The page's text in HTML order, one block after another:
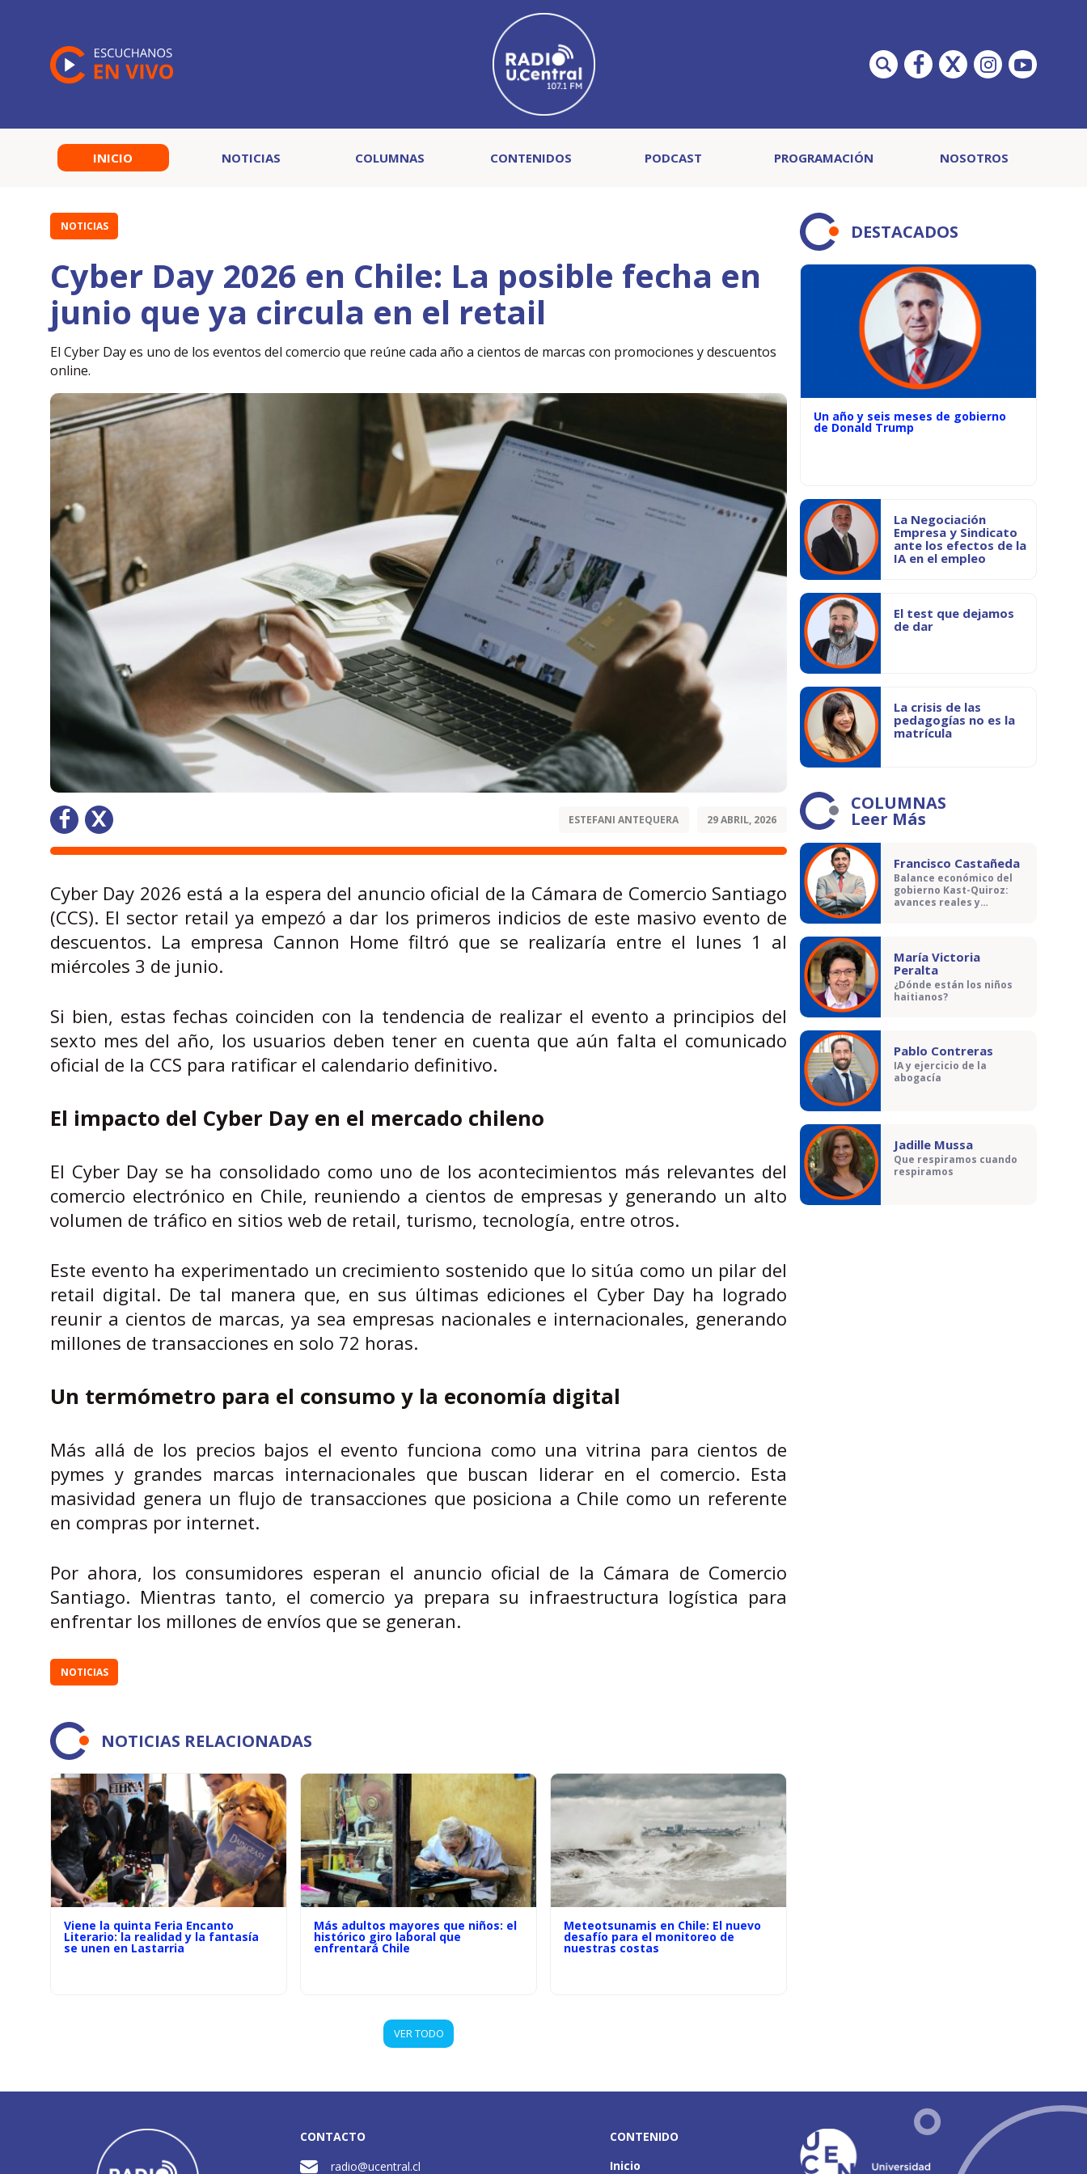
INICIO NOTICIAS COLUMNAS CONTENIDOS PODCAST PROGRAMACIÓN NOSOTROS
NOTICIAS
Cyber Day 2026 en Chile: La posible fecha en
junio que ya circula en el retail
El Cyber Day es uno de los eventos del comercio que reúne cada año a cientos de marcas con promociones y descuentos
online.
ESTEFANI ANTEQUERA 29 ABRIL, 2026
Cyber Day 2026 está a la espera del anuncio oficial de la Cámara de Comercio Santiago
(CCS). El sector retail ya empezó a dar los primeros indicios de este masivo evento de
descuentos. La empresa Cannon Home filtró que se realizaría entre el lunes 1 al
miércoles 3 de junio.
Si bien, estas fechas coinciden con la tendencia de realizar el evento a principios del
sexto mes del año, los usuarios deben tener en cuenta que aún falta el comunicado
oficial de la CCS para ratificar el calendario definitivo.
El impacto del Cyber Day en el mercado chileno
El Cyber Day se ha consolidado como uno de los acontecimientos más relevantes del
comercio electrónico en Chile, reuniendo a cientos de empresas y generando un alto
volumen de tráfico en sitios web de retail, turismo, tecnología, entre otros.
Este evento ha experimentado un crecimiento sostenido que lo sitúa como un pilar del
retail digital. De tal manera que, en sus últimas ediciones el Cyber Day ha logrado
reunir a cientos de marcas, ya sea empresas nacionales e internacionales, generando
millones de transacciones en solo 72 horas.
Un termómetro para el consumo y la economía digital
Más allá de los precios bajos el evento funciona como una vitrina para cientos de
pymes y grandes marcas internacionales que buscan liderar en el comercio. Esta
masividad genera un flujo de transacciones que posiciona a Chile como un referente
en compras por internet.
Por ahora, los consumidores esperan el anuncio oficial de la Cámara de Comercio
Santiago. Mientras tanto, el comercio ya prepara su infraestructura logística para
enfrentar los millones de envíos que se generan.
NOTICIAS
NOTICIAS RELACIONADAS
Viene la quinta Feria Encanto
Literario: la realidad y la fantasía
se unen en Lastarria
Más adultos mayores que niños: el
histórico giro laboral que
enfrentará Chile
Meteotsunamis en Chile: El nuevo
desafío para el monitoreo de
nuestras costas
VER TODO
DESTACADOS
Un año y seis meses de gobierno
de Donald Trump
La Negociación
Empresa y Sindicato
ante los efectos de la
IA en el empleo
El test que dejamos
de dar
La crisis de las
pedagogías no es la
matrícula
COLUMNAS
Leer Más
Francisco Castañeda
Balance económico del
gobierno Kast-Quiroz:
avances reales y
María Victoria
Peralta
¿Dónde están los niños
haitianos?
Pablo Contreras
IA y ejercicio de la
abogacía
Jadille Mussa
Que respiramos cuando
respiramos
CONTACTO
radio@ucentral.cl
CONTENIDO
Inicio